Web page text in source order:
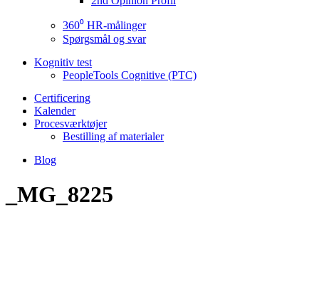
360⁰ HR-målinger
Spørgsmål og svar
Kognitiv test
PeopleTools Cognitive (PTC)
Certificering
Kalender
Procesværktøjer
Bestilling af materialer
Blog
_MG_8225